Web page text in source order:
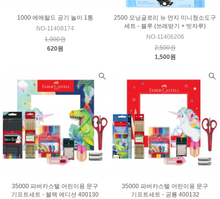
1000 에메랄드 공기 놀이 1통
NO-11408174
1,000원
620원
2500 모닝글로리 뉴 먼지 미니청소도구
세트 - 블루 (쓰레받기 + 빗자루)
NO-11406206
2,500원
1,500원
35000 파버카스텔 어린이용 문구
기프트세트 - 블랙 에디션 400130
35000 파버카스텔 어린이용 문구
기프트세트 - 공룡 400132